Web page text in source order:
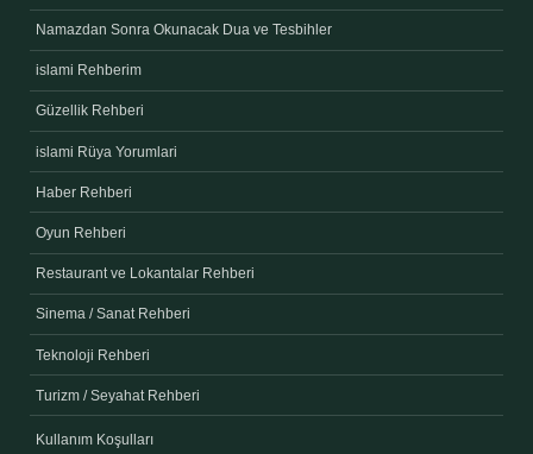
Namazdan Sonra Okunacak Dua ve Tesbihler
islami Rehberim
Güzellik Rehberi
islami Rüya Yorumlari
Haber Rehberi
Oyun Rehberi
Restaurant ve Lokantalar Rehberi
Sinema / Sanat Rehberi
Teknoloji Rehberi
Turizm / Seyahat Rehberi
Kullanım Koşulları